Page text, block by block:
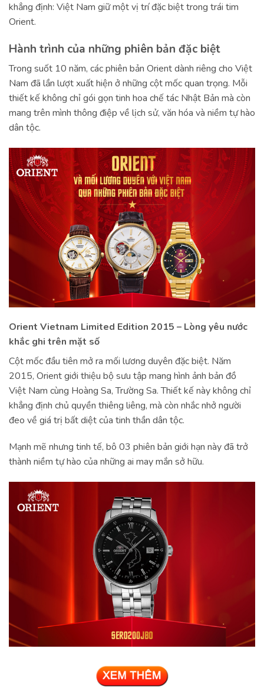
khẳng định: Việt Nam giữ một vị trí đặc biệt trong trái tim
Orient.
Hành trình của những phiên bản đặc biệt
Trong suốt 10 năm, các phiên bản Orient dành riêng cho Việt
Nam đã lần lượt xuất hiện ở những cột mốc quan trọng. Mỗi
thiết kế không chỉ gói gọn tinh hoa chế tác Nhật Bản mà còn
mang trên mình thông điệp về lịch sử, văn hóa và niềm tự hào
dân tộc.
Orient Vietnam Limited Edition 2015 – Lòng yêu nước
khắc ghi trên mặt số
Cột mốc đầu tiên mở ra mối lương duyên đặc biệt. Năm
2015, Orient giới thiệu bộ sưu tập mang hình ảnh bản đồ
Việt Nam cùng Hoàng Sa, Trường Sa. Thiết kế này không chỉ
khẳng định chủ quyền thiêng liêng, mà còn nhắc nhở người
đeo về giá trị bất diệt của tinh thần dân tộc.
Mạnh mẽ nhưng tinh tế, bô 03 phiên bản giới hạn này đã trở
thành niềm tự hào của những ai may mắn sở hữu.